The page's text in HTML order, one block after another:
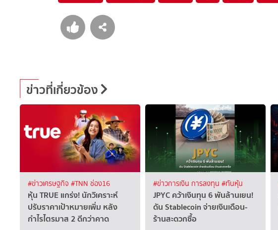
ข่าวที่เกี่ยวข้อง
#ข่าวเศรษฐกิจ #TNN ช่อง16
หุ้น TRUE แกร่ง! นักวิเคราะห์
ปรับราคาเป้าหมายเพิ่ม หลัง
กำไรไตรมาส 2 ดีกว่าคาด
#ข่าวการเงิน การลงทุน #ทันหุ้น
JPYC คว้าเงินทุน 6 พันล้านเยน!
ดัน Stablecoin จ่ายเงินเดือน-
ร้านสะดวกซื้อ